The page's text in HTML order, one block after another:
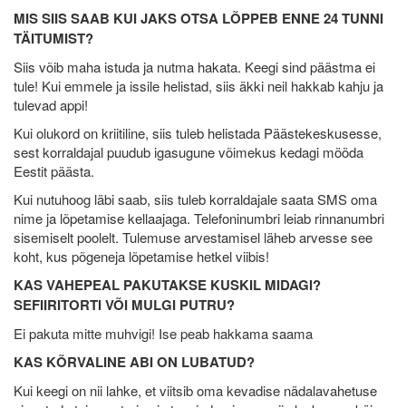
MIS SIIS SAAB KUI JAKS OTSA LÕPPEB ENNE 24 TUNNI
TÄITUMIST?
Siis võib maha istuda ja nutma hakata. Keegi sind päästma ei
tule! Kui emmele ja issile helistad, siis äkki neil hakkab kahju ja
tulevad appi!
Kui olukord on kriitiline, siis tuleb helistada Päästekeskusesse,
sest korraldajal puudub igasugune võimekus kedagi mööda
Eestit päästa.
Kui nutuhoog läbi saab, siis tuleb korraldajale saata SMS oma
nime ja lõpetamise kellaajaga. Telefoninumbri leiab rinnanumbri
sisemiselt poolelt. Tulemuse arvestamisel läheb arvesse see
koht, kus põgeneja lõpetamise hetkel viibis!
KAS VAHEPEAL PAKUTAKSE KUSKIL MIDAGI?
SEFIIRITORTI VÕI MULGI PUTRU?
Ei pakuta mitte muhvigi! Ise peab hakkama saama
KAS KÕRVALINE ABI ON LUBATUD?
Kui keegi on nii lahke, et viitsib oma kevadise nädalavahetuse